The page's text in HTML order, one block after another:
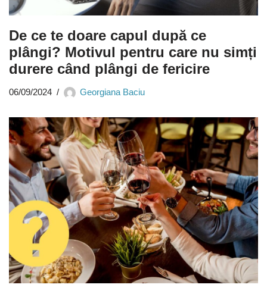
De ce te doare capul după ce
plângi? Motivul pentru care nu simți
durere când plângi de fericire
06/09/2024 Georgiana Baciu